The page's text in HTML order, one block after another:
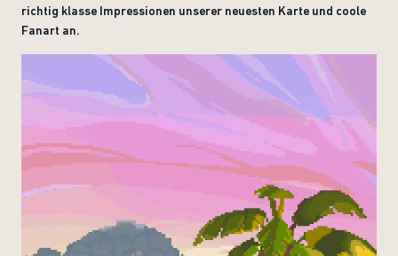
richtig klasse Impressionen unserer neuesten Karte und coole
Fanart an.